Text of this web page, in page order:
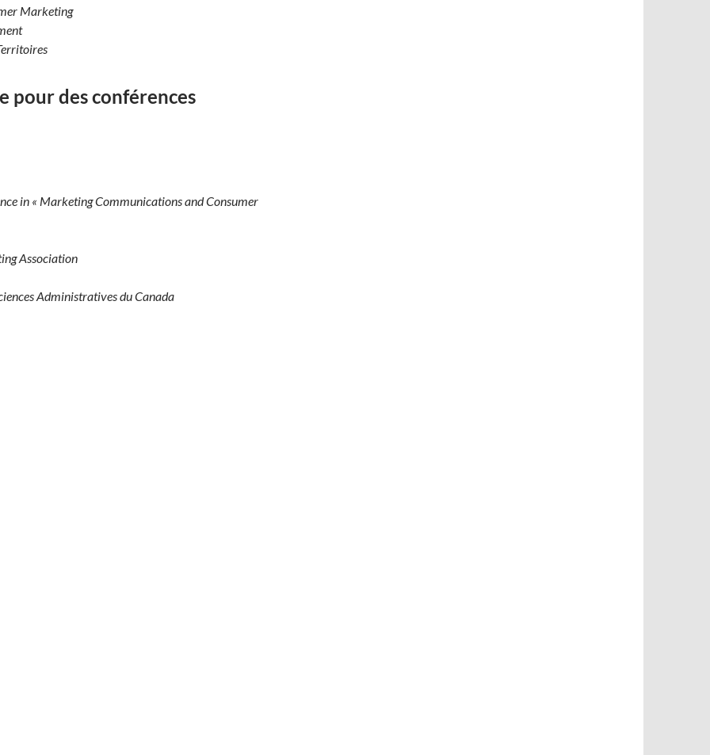
Consumer Marketing
Management
pour des conférences
in « Marketing Communications and Consumer
Association
Administratives du Canada